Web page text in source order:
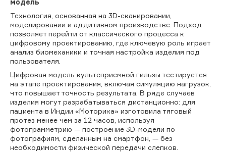
модель
Технология, основанная на 3D-сканировании,
моделировании и аддитивном производстве. Подход
позволяет перейти от классического процесса к
цифровому проектированию, где ключевую роль играет
анализ биомеханики и точная настройка изделия под
пользователя.
Цифровая модель культеприемной гильзы тестируется
на этапе проектирования, включая симуляцию нагрузок,
что повышает точность результата. В ряде случаев
изделия могут разрабатываться дистанционно: для
пациента в Индии «Моторика» изготовила тяговый
протез менее чем за 12 часов, используя
фотограмметрию — построение 3D-модели по
фотографиям, сделанным на смартфон, — без
необходимости физической передачи слепков.